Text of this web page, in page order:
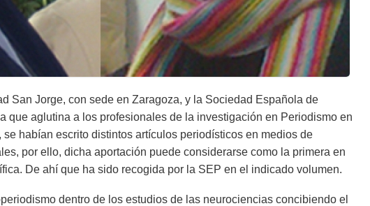
San Jorge, con sede en Zaragoza, y la Sociedad Española de
que aglutina a los profesionales de la investigación en Periodismo en
habían escrito distintos artículos periodísticos en medios de
por ello, dicha aportación puede considerarse como la primera en
De ahí que ha sido recogida por la SEP en el indicado volumen.
dentro de los estudios de las neurociencias concibiendo el